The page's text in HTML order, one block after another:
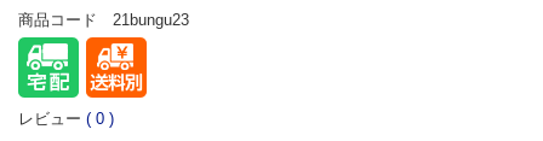
商品コード 21bungu23
レビュー ( 0 )